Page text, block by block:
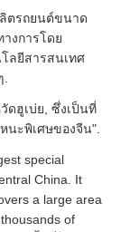
ตรถยนต์ขนาด
งการโดย
ลยีสารสนเทศ
ดฮูเบ่ย, ซึ่งเป็นที่
นะพิเศษของจีน".
special
China. It
a large area
of